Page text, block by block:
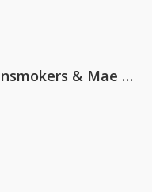
Alok, The Chainsmokers & Mae Stephens